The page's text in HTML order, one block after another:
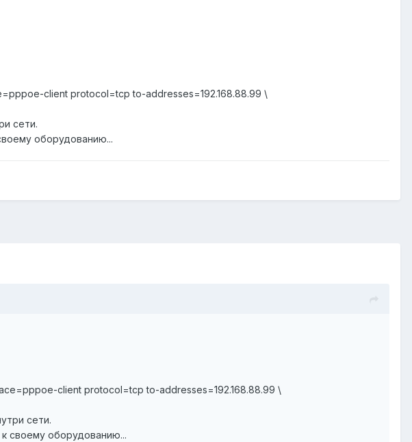
client protocol=tcp to-addresses=192.168.88.99 \
сети.
оборудованию...
client protocol=tcp to-addresses=192.168.88.99 \
сети.
своему оборудованию...